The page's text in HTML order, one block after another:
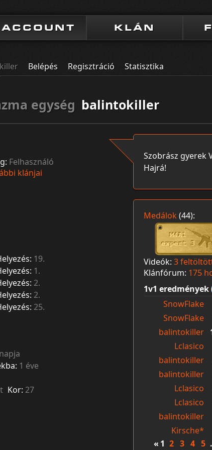
ACCOUNT KLÁN
Belépés Regisztráció Statisztika
egység balintokiller
Felhasználó
klánjai
19.
1.
2.
2.
25.
1 éve
Kor: 27
Szobrász gyerek
Hajrá!
Medálok (44):
Videók: 3
Klánfórum: 175
1v1 eredmények
SnowFlake
SnowFlake
balintokiller
Lclasico
balintokiller
balintokiller
Lclasico
Lclasico
balintokiller
Kirsche*
« 1 2 3 4 5